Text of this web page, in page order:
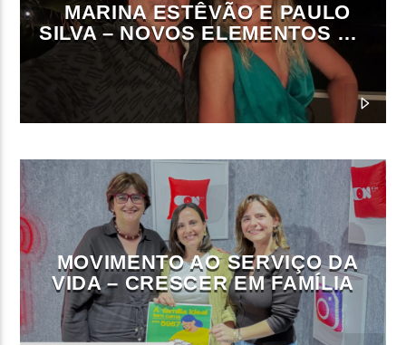
MARINA ESTÊVÃO E PAULO
SILVA – NOVOS ELEMENTOS DA
DIREÇÃO DA ON FM
MOVIMENTO AO SERVIÇO DA
VIDA – CRESCER EM FAMÍLIA